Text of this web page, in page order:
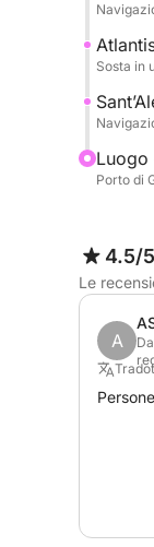
Sosta in
Porto di
4.5/5
Le
A